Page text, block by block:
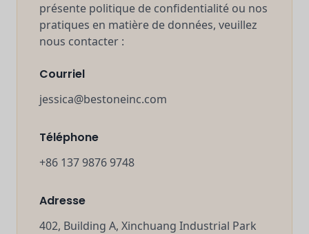
présente politique de confidentialité ou nos
pratiques en matière de données, veuillez
nous contacter :
Courriel
jessica@bestoneinc.com
Téléphone
+86 137 9876 9748
Adresse
402, Building A, Xinchuang Industrial Park